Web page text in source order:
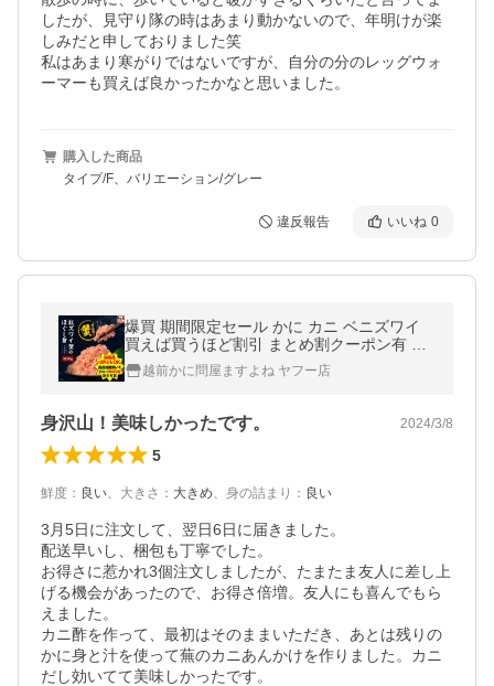
したが、見守り隊の時はあまり動かないので、年明けが楽
しみだと申しておりました笑
私はあまり寒がりではないですが、自分の分のレッグウォ
ーマーも買えば良かったかなと思いました。
購入した商品
タイプ/F、バリエーション/グレー
違反報告 いいね 0
爆買 期間限定セール かに カニ ベニズワイ
買えば買うほど割引 まとめ割クーポン有 ま
すよね 紅ズワイほぐし身300g 雑炊 サラダ
かに丼 カニ玉 紅ずわい
越前かに問屋ますよね ヤフー店
身沢山！美味しかったです。 2024/3/8
5
鮮度 ： 良い、 大きさ ： 大きめ、 身の詰まり ： 良い
3月5日に注文して、翌日6日に届きました。
配送早いし、梱包も丁寧でした。
お得さに惹かれ3個注文しましたが、たまたま友人に差し上
げる機会があったので、お得さ倍増。友人にも喜んでもら
えました。
カニ酢を作って、最初はそのままいただき、あとは残りの
かに身と汁を使って蕪のカニあんかけを作りました。カニ
だし効いてて美味しかったです。